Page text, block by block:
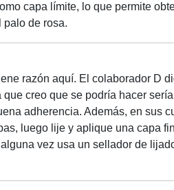
capa límite, lo que permite
palo de rosa.
razón aquí. El colaborador D
que creo que se podría hacer
adherencia. Además, en sus
luego lije y aplique una capa
vez usa un sellador de